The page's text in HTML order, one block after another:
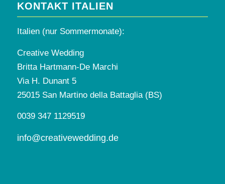
KONTAKT ITALIEN
Italien (nur Sommermonate):
Creative Wedding
Britta Hartmann-De Marchi
Via H. Dunant 5
25015 San Martino della Battaglia (BS)
0039 347 1129519
info@creativewedding.de